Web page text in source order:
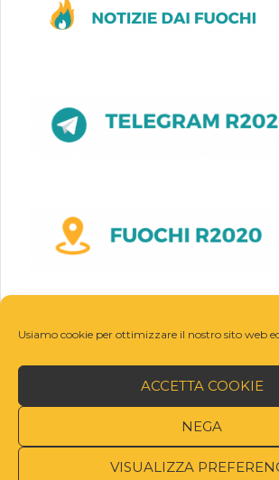
Usiamo cookie per ottimizzare il nostro sito web
ACCETTA COOKIE
NEGA
VISUALIZZA